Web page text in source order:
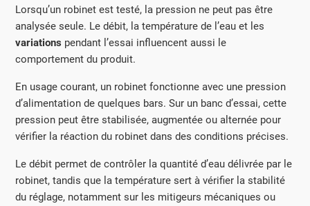
Lorsqu’un robinet est testé, la pression ne peut pas être
analysée seule. Le débit, la température de l’eau et les
variations pendant l’essai influencent aussi le
comportement du produit.
En usage courant, un robinet fonctionne avec une pression
d’alimentation de quelques bars. Sur un banc d’essai, cette
pression peut être stabilisée, augmentée ou alternée pour
vérifier la réaction du robinet dans des conditions précises.
Le débit permet de contrôler la quantité d’eau délivrée par le
robinet, tandis que la température sert à vérifier la stabilité
du réglage, notamment sur les mitigeurs mécaniques ou